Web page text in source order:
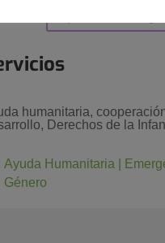
humanitaria,
Derechos de la
Ayuda Humanitaria |
Género